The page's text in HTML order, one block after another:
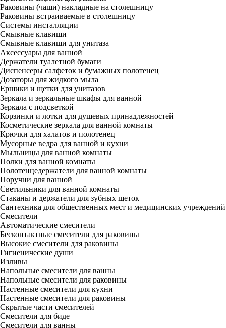
Раковины (чаши) накладные на столешницу
Раковины встраиваемые в столешницу
Системы инсталляции
Смывные клавиши
Смывные клавиши для унитаза
Аксессуары для ванной
Держатели туалетной бумаги
Диспенсеры салфеток и бумажных полотенец
Дозаторы для жидкого мыла
Ершики и щетки для унитазов
Зеркала и зеркальные шкафы для ванной
Зеркала с подсветкой
Корзинки и лотки для душевых принадлежностей
Косметические зеркала для ванной комнаты
Крючки для халатов и полотенец
Мусорные ведра для ванной и кухни
Мыльницы для ванной комнаты
Полки для ванной комнаты
Полотенцедержатели для ванной комнаты
Поручни для ванной
Светильники для ванной комнаты
Стаканы и держатели для зубных щеток
Сантехника для общественных мест и медицинских учреждений
Смесители
Автоматические смесители
Бесконтактные смесители для раковины
Высокие смесители для раковины
Гигиенические души
Изливы
Напольные смесители для ванны
Напольные смесители для раковины
Настенные смесители для кухни
Настенные смесители для раковины
Скрытые части смесителей
Смесители для биде
Смесители для ванны